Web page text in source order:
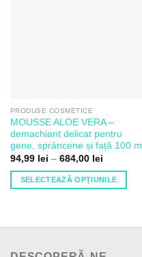
PRODUSE COSMETICE
MOUSSE ALOE VERA –
demachiant delicat pentru
gene, sprâncene și față 100 ml
94,99 lei – 684,00 leiInterval
prețuri:
94,99 lei
SELECTEAZĂ OPȚIUNILE
multe